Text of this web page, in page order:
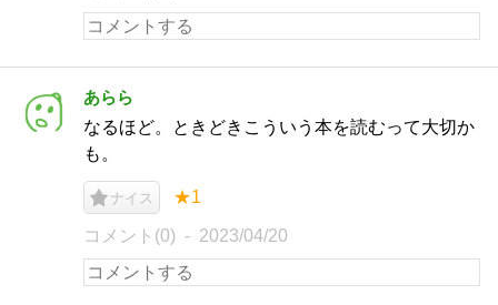
あらら
なるほど。ときどきこういう本を読むって大切か
も。
ナイス ★1
コメント(0) 2023/04/20